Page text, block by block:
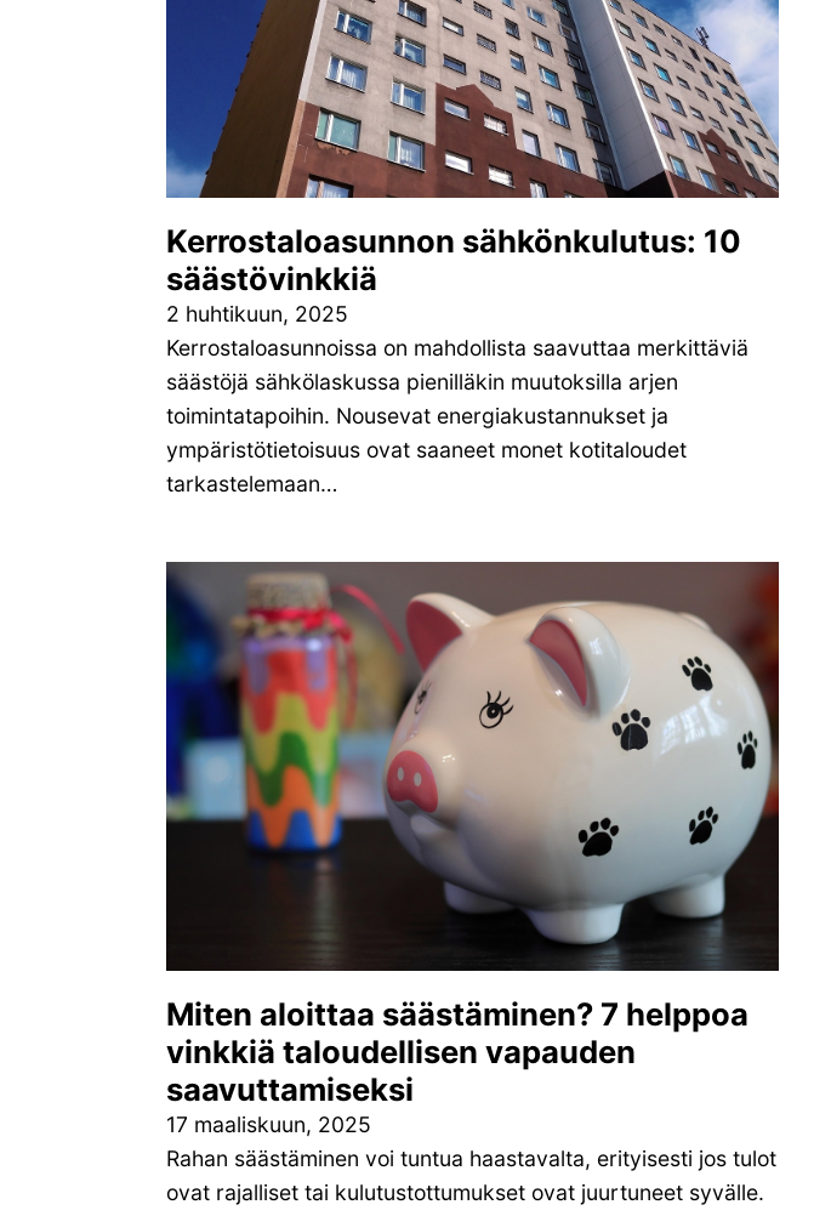
Kerrostaloasunnon sähkönkulutus: 10
säästövinkkiä
2 huhtikuun, 2025
Kerrostaloasunnoissa on mahdollista saavuttaa merkittäviä
säästöjä sähkölaskussa pienilläkin muutoksilla arjen
toimintatapoihin. Nousevat energiakustannukset ja
ympäristötietoisuus ovat saaneet monet kotitaloudet
tarkastelemaan…
Miten aloittaa säästäminen? 7 helppoa
vinkkiä taloudellisen vapauden
saavuttamiseksi
17 maaliskuun, 2025
Rahan säästäminen voi tuntua haastavalta, erityisesti jos tulot
ovat rajalliset tai kulutustottumukset ovat juurtuneet syvälle.